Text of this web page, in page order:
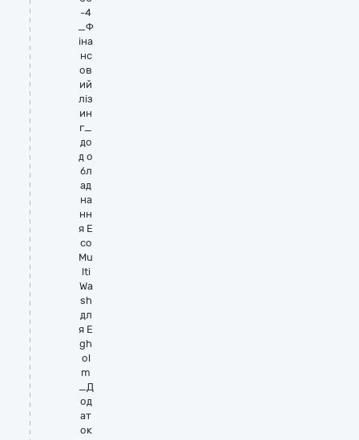
-4
_Ф
іна
нс
ов
ий
ліз
ин
г_
до
д о
бл
ад
на
нн
я E
co
Mu
lti
Wa
sh
дл
я E
gh
ol
m
_Д
од
ат
ок